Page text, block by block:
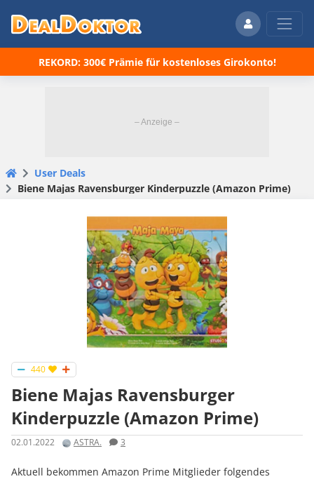
REKORD: 300€ Prämie für kostenloses Girokonto!
User Deals
Biene Majas Ravensburger Kinderpuzzle (Amazon Prime)
440
Biene Majas Ravensburger
Kinderpuzzle (Amazon Prime)
02.01.2022 ASTRA. 3
Aktuell bekommen Amazon Prime Mitglieder folgendes